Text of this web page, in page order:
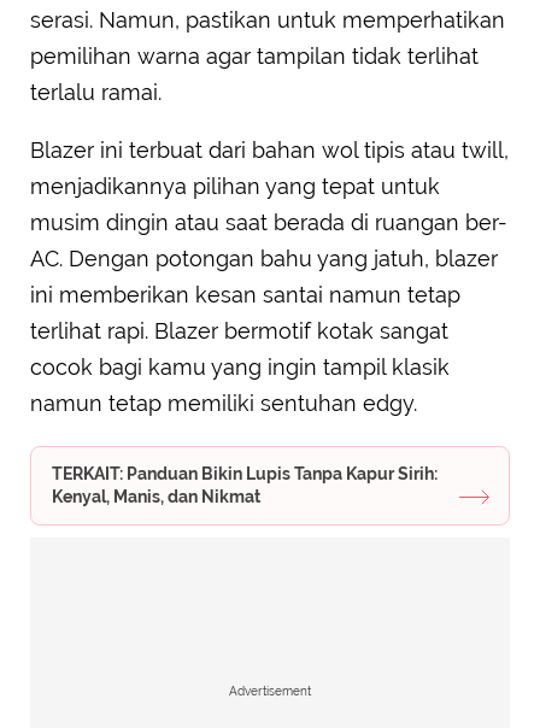
serasi. Namun, pastikan untuk memperhatikan
pemilihan warna agar tampilan tidak terlihat
terlalu ramai.
Blazer ini terbuat dari bahan wol tipis atau twill,
menjadikannya pilihan yang tepat untuk
musim dingin atau saat berada di ruangan ber-
AC. Dengan potongan bahu yang jatuh, blazer
ini memberikan kesan santai namun tetap
terlihat rapi. Blazer bermotif kotak sangat
cocok bagi kamu yang ingin tampil klasik
namun tetap memiliki sentuhan edgy.
TERKAIT: Panduan Bikin Lupis Tanpa Kapur Sirih:
Kenyal, Manis, dan Nikmat
Advertisement